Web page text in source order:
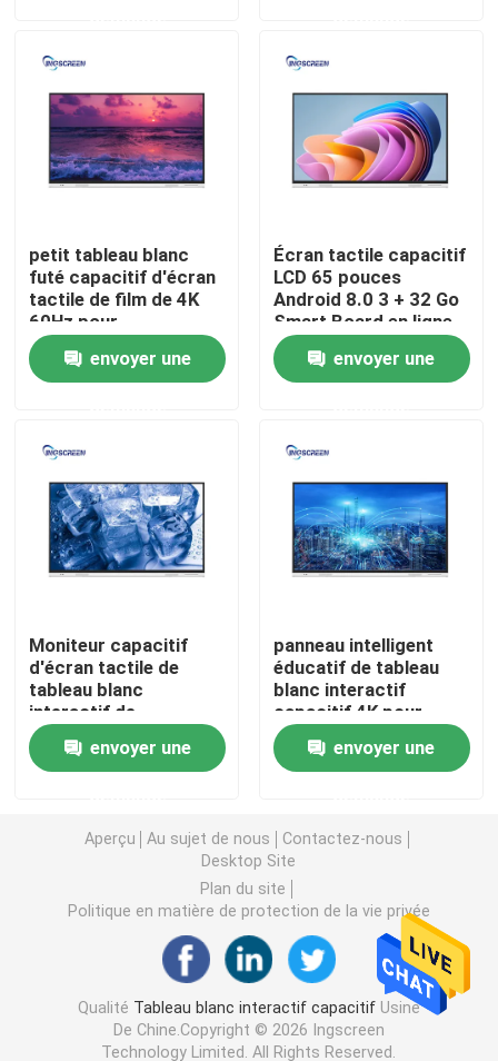
Vidéos
A propos de nous
Contrôle de la qualité
Contact
Tableau blanc interactif capacitif
Tous dans un tableau blanc interactif
Tableau noir interactif
écran plat interactif
Mur visuel d'affichage à cristaux liquides
Kiosque de signage de Digital
PC d'OPS intelligent
Support interactif de tableau blanc
petit tableau blanc
futé capacitif d'écran
tactile de film de 4K
60Hz pour
l'enseignement
envoyer une
Écran tactile capacitif
LCD 65 pouces
Android 8.0 3 + 32 Go
Smart Board en ligne
gratuit
envoyer une
Moniteur capacitif
d'écran tactile de
tableau blanc
interactif de
conférence
d'affichage à cristaux
liquides d'IPS de PCT
envoyer une
panneau intelligent
éducatif de tableau
blanc interactif
capacitif 4K pour
l'enseignement
envoyer une
Aperçu Au sujet de nous
Contactez-nous
Desktop Site
Plan du site
Politique en matière de protection de la vie privée
Qualité Tableau blanc interactif capacitifUsine
De Chine.Copyright © 2026 Ingscreen
Technology Limited. All Rights Reserved.